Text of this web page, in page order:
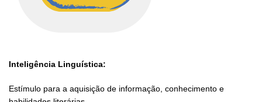
Inteligência Linguística:
Estímulo para a aquisição de informação, conhecimento e